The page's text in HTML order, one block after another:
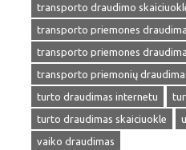
transporto draudimo
transporto priemones
transporto priemones
transporto priemonių
turto draudimas internetu
turto draudimas skaiciuokle
vaiko draudimas